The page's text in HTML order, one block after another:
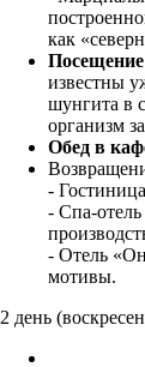
как
Посещение
известны
шунгита в
организм
Обед в
-
- Спа-
- Отель
мотивы.
2 день